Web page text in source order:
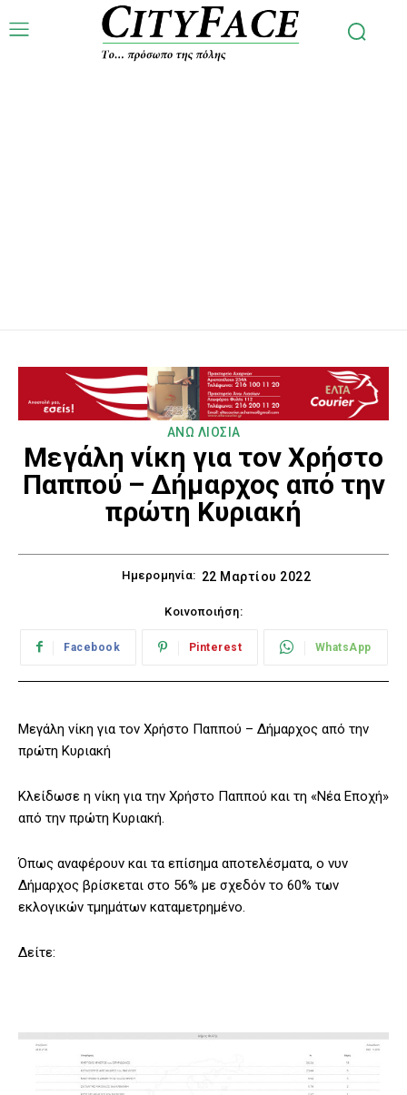
ΑΝΩ ΛΙΟΣΙΑ
Μεγάλη νίκη για τον Χρήστο
Παππού – Δήμαρχος από την
πρώτη Κυριακή
Ημερομηνία: 22 Μαρτίου 2022
Κοινοποιήση:
Facebook Pinterest WhatsApp
Μεγάλη νίκη για τον Χρήστο Παππού – Δήμαρχος από την
πρώτη Κυριακή
Κλείδωσε η νίκη για την Χρήστο Παππού και τη «Νέα Εποχή»
από την πρώτη Κυριακή.
Όπως αναφέρουν και τα επίσημα αποτελέσματα, ο νυν
Δήμαρχος βρίσκεται στο 56% με σχεδόν το 60% των
εκλογικών τμημάτων καταμετρημένο.
Δείτε: